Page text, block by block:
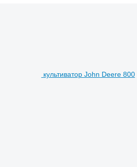
культиватор John Deere 800